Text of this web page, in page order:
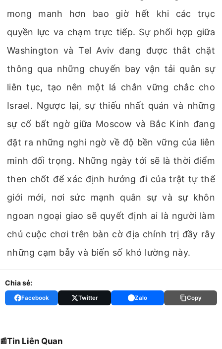
mong manh hơn bao giờ hết khi các trục
quyền lực va chạm trực tiếp. Sự phối hợp giữa
Washington và Tel Aviv đang được thắt chặt
thông qua những chuyến bay vận tải quân sự
liên tục, tạo nên một lá chắn vững chắc cho
Israel. Ngược lại, sự thiếu nhất quán và những
sự cố bất ngờ giữa Moscow và Bắc Kinh đang
đặt ra những nghi ngờ về độ bền vững của liên
minh đối trọng. Những ngày tới sẽ là thời điểm
then chốt để xác định hướng đi của trật tự thế
giới mới, nơi sức mạnh quân sự và sự khôn
ngoan ngoại giao sẽ quyết định ai là người làm
chủ cuộc chơi trên bàn cờ địa chính trị đầy rẫy
những cạm bẫy và biến số khó lường này.
Chia sẻ:
Facebook Twitter Zalo Copy
Tin Liên Quan